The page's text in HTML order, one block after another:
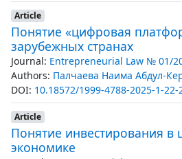
Article
Понятие «цифровая
зарубежных странах
Journal: Entrepreneurial Law № 01/
Authors: Палчаева Наима Абдул-
DOI: 10.18572/1999-4788-2025-1-22-
Article
Понятие инвестирования в
экономике